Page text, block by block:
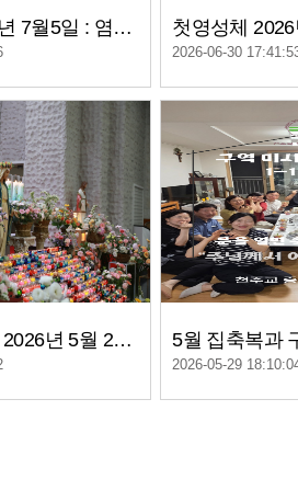
견진성사 2026년 7월5일 : 염수정 안드레아 추기경님 집전 첫영성체
2026-06-30
성모의 밤 미사 2026년 5월 26일
2026-05-29